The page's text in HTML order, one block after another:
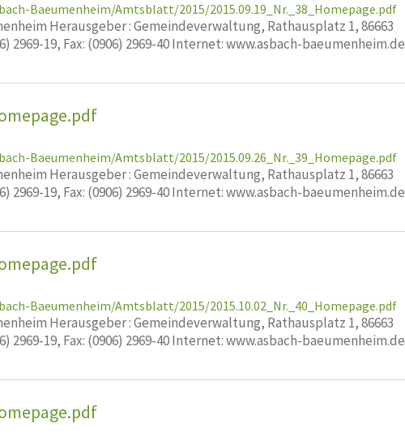
Baeumenheim/Amtsblatt/2015/2015.09.19_Nr._38_Homepage.pdf
Herausgeber : Gemeindeverwaltung, Rathausplatz 1, 86663
2969-19, Fax: (0906) 2969-40 Internet: www.asbach-baeumenheim.de
Baeumenheim/Amtsblatt/2015/2015.09.26_Nr._39_Homepage.pdf
Herausgeber : Gemeindeverwaltung, Rathausplatz 1, 86663
2969-19, Fax: (0906) 2969-40 Internet: www.asbach-baeumenheim.de
Baeumenheim/Amtsblatt/2015/2015.10.02_Nr._40_Homepage.pdf
Herausgeber : Gemeindeverwaltung, Rathausplatz 1, 86663
2969-19, Fax: (0906) 2969-40 Internet: www.asbach-baeumenheim.de